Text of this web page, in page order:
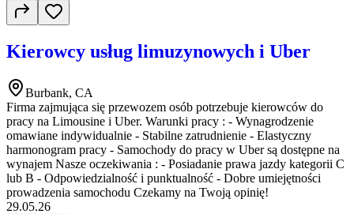
Kierowcy usług limuzynowych i Uber
Burbank, CA
Firma zajmująca się przewozem osób potrzebuje kierowców do
pracy na Limousine i Uber. Warunki pracy : - Wynagrodzenie
omawiane indywidualnie - Stabilne zatrudnienie - Elastyczny
harmonogram pracy - Samochody do pracy w Uber są dostępne na
wynajem Nasze oczekiwania : - Posiadanie prawa jazdy kategorii C
lub B - Odpowiedzialność i punktualność - Dobre umiejętności
prowadzenia samochodu Czekamy na Twoją opinię!
29.05.26